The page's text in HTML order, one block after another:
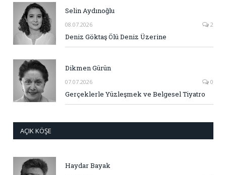
Selin Aydınoğlu
08.07.2026 2
Deniz Göktaş Ölü Deniz Üzerine
Dikmen Gürün
07.07.2026 0
Gerçeklerle Yüzleşmek ve Belgesel Tiyatro
AÇIK KÖŞE
Haydar Bayak